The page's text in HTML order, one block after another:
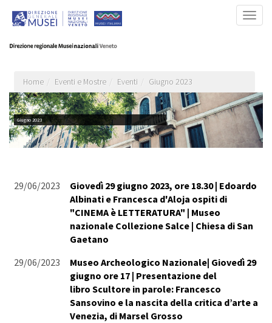
principale
Home Eventi e Mostre Eventi Giugno 2023
Giugno 2023
29/06/2023
Giovedì 29 giugno 2023, ore 18.30 | Edoardo
Albinati e Francesca d'Aloja ospiti di
"CINEMA è LETTERATURA" | Museo
nazionale Collezione Salce | Chiesa di San
Gaetano
29/06/2023
Museo Archeologico Nazionale| Giovedì 29
giugno ore 17 | Presentazione del
libro Scultore in parole: Francesco
Sansovino e la nascita della critica d’arte a
Venezia, di Marsel Grosso